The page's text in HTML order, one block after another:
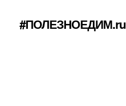
#ПОЛЕЗНОЕДИМ.ru